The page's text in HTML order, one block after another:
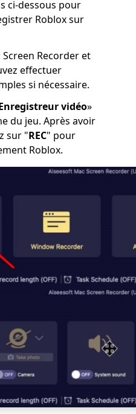
ci-dessous pour
Roblox sur
Recorder et
effectuer
si nécessaire.
vidéo»
du jeu. Après avoir
sur "REC" pour
Roblox.